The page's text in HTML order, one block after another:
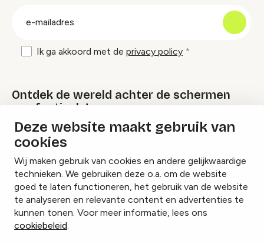
Deze website maakt gebruik van
cookies
Wij maken gebruik van cookies en andere gelijkwaardige
technieken. We gebruiken deze o.a. om de website
goed te laten functioneren, het gebruik van de website
te analyseren en relevante content en advertenties te
kunnen tonen. Voor meer informatie, lees ons
cookiebeleid.
Ik ga akkoord met de privacy policy
Ontdek de wereld achter de schermen
van festivals!
Lees onze Festival Specials
InstagramFacebookLinkedIn